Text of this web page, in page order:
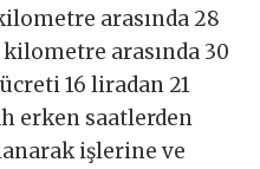
arasında 28
arasında 30
16 liradan 21
erken saatlerden
işlerine ve